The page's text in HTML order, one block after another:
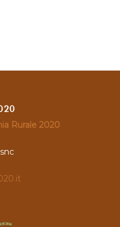
Rurale 2020